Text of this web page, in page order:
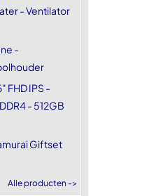
- Ventilator
-
FHD IPS -
- 512GB
Giftset
Alle producten ->